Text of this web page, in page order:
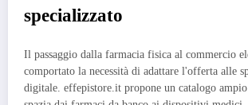
specializzato
Il passaggio dalla farmacia fisica al commercio
comportato la necessità di adattare l'offerta alle
digitale. effepistore.it propone un catalogo